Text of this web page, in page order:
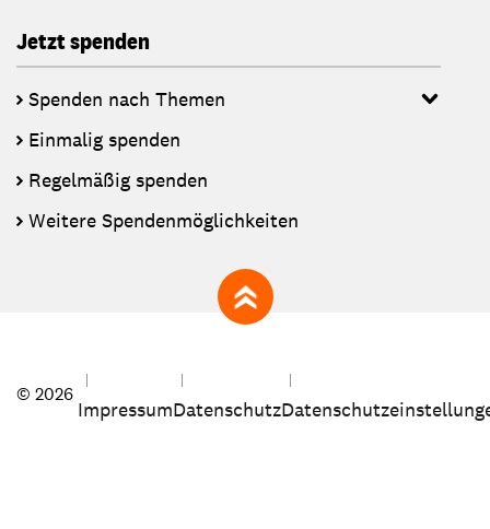
Jetzt spenden
Spenden nach Themen
Einmalig spenden
Regelmäßig spenden
Weitere Spendenmöglichkeiten
zum Seitenanfang
© 2026
ImpressumDatenschutz